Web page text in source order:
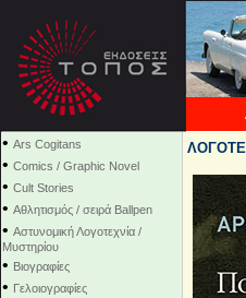
• Ars Cogitans
• Comics / Graphic Novel
• Cult Stories
• Αθλητισμός / σειρά Ballpen
• Αστυνομική Λογοτεχνία /
Μυστηρίου
• Βιογραφίες
• Γελοιογραφίες